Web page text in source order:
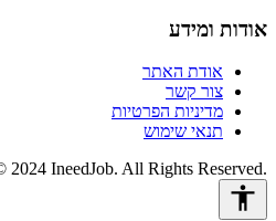
אודות ומידע
אודת האתר
צור קשר
מדיניות הפרטיות
תנאי שימוש
2024 IneedJob. All Rights Reserved.